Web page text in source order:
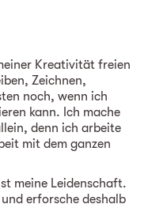
Kreativität freien
Zeichnen,
noch, wenn ich
kann. Ich mache
denn ich arbeite
mit dem ganzen
meine Leidenschaft.
erforsche deshalb